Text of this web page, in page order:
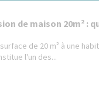
de maison 20m² :
de 20 m² à une
l'un des...